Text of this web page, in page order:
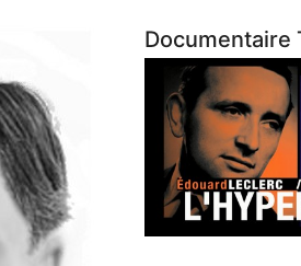
Documentaire